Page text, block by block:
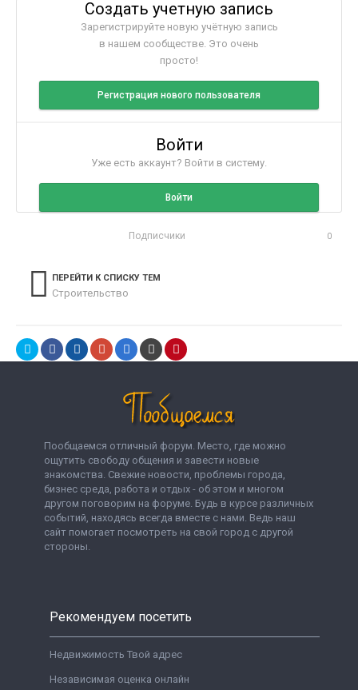
Создать учетную запись
Зарегистрируйте новую учётную запись
в нашем сообществе. Это очень
просто!
Регистрация нового пользователя
Войти
Уже есть аккаунт? Войти в систему.
Войти
Подписчики 0
ПЕРЕЙТИ К СПИСКУ ТЕМ
Строительство
Пообщаемся отличный форум. Место, где можно
ощутить свободу общения и завести новые
знакомства. Свежие новости, проблемы города,
бизнес среда, работа и отдых - об этом и многом
другом поговорим на форуме. Будь в курсе различных
событий, находясь всегда вместе с нами. Ведь наш
сайт помогает посмотреть на свой город с другой
стороны.
Рекомендуем посетить
Недвижимость Твой адрес
Независимая оценка онлайн